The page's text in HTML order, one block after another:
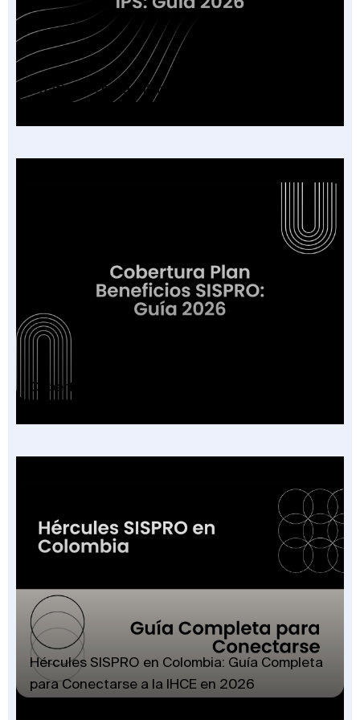
Chatbot IA para Citas en tu IPS: Guía 2026
Cobertura Plan Beneficios SISPRO: Guía 2026
Hércules SISPRO en Colombia: Guía Completa
para Conectarse a la IHCE en 2026